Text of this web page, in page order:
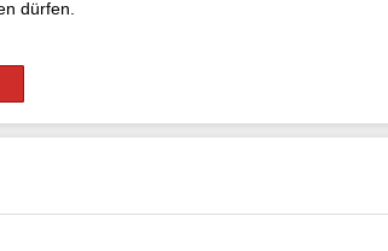
dürfen.